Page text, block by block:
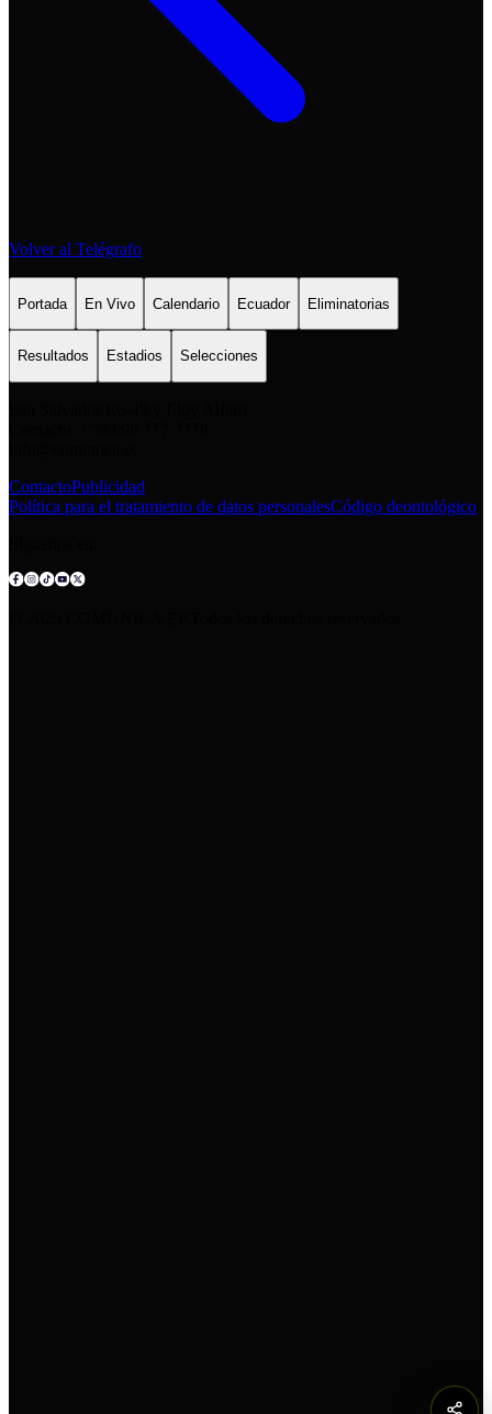
Volver al Telégrafo
Portada En Vivo Calendario Ecuador Eliminatorias
Resultados Estadios Selecciones
ContactoPublicidad
Política para el tratamiento de datos personalesCódigo deontológico